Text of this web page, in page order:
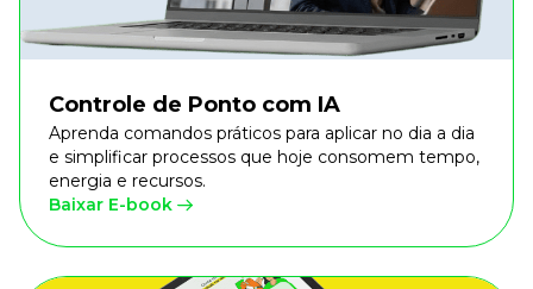
Controle de Ponto com IA
Aprenda comandos práticos para aplicar no dia a dia
e simplificar processos que hoje consomem tempo,
energia e recursos.
Baixar E-book